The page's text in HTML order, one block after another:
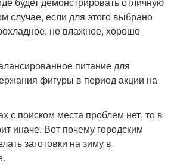
случае, если для этого выбрано
не влажное, хорошо
питание для
фигуры в период акции на
с поиском места проблем нет, то в
иначе. Вот почему городским
заготовки на зиму в